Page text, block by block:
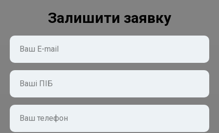
Залишити заявку
Ваш E-mail
Ваші ПІБ
Ваш телефон